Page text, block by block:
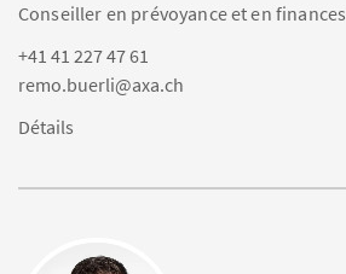
Conseiller en prévoyance et en finances
+41 41 227 47 61
remo.buerli@axa.ch
Détails